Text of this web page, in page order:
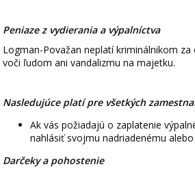
Peniaze z vydierania a výpalníctva
Logman-Považan neplatí kriminálnikom za
voči ľudom ani vandalizmu na majetku.
Nasledujúce platí pre všetkých
Ak vás požiadajú o zaplatenie
nahlásiť svojmu nadriadenému
Darčeky a pohostenie